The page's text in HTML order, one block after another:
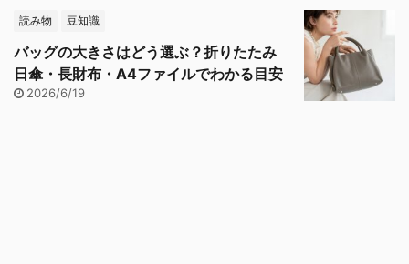
読み物 豆知識
バッグの大きさはどう選ぶ？折りたたみ
日傘・長財布・A4ファイルでわかる目安
2026/6/19